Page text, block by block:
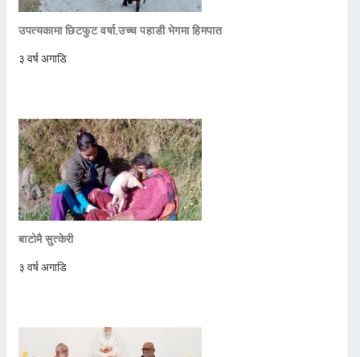
उपत्यकामा छिटफुट वर्षा,उच्च पहाडी भेगमा हिमपात
३ वर्ष अगाडि
बाटोमै सुत्केरी
३ वर्ष अगाडि